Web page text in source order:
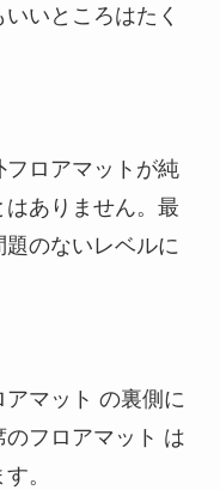
いところはたく
ロアマットが純
ありません。最
のないレベルに
マット の裏側に
フロアマット は
。